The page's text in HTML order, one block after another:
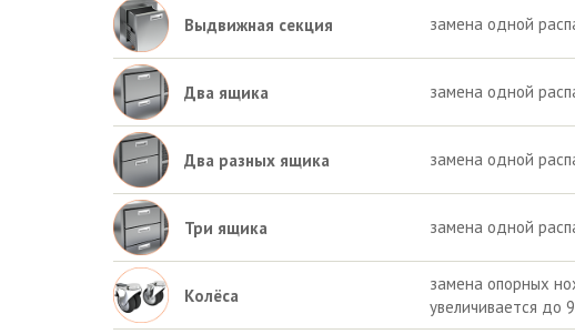
Выдвижная секция замена одной
Два ящика замена одной
Два разных ящика замена одной
Три ящика замена одной
Колёса
замена опорных
увеличивается до